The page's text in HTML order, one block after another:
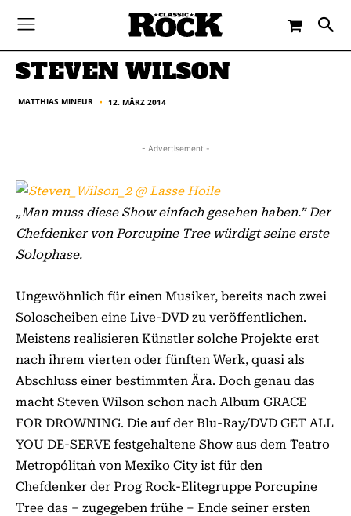
MATTHIAS MINEUR - 12. MÄRZ 2014
STEVEN WILSON
MATTHIAS MINEUR ■ 12. MÄRZ 2014
- Advertisement -
„Man muss diese Show einfach gesehen haben.” Der
Chefdenker von Porcupine Tree würdigt seine erste
Solophase.
Ungewöhnlich für einen Musiker, bereits nach zwei
Soloscheiben eine Live-DVD zu veröffentlichen.
Meistens realisieren Künstler solche Projekte erst
nach ihrem vierten oder fünften Werk, quasi als
Abschluss einer bestimmten Ära. Doch genau das
macht Steven Wilson schon nach Album GRACE
FOR DROWNING. Die auf der Blu-Ray/DVD GET ALL
YOU DE-SERVE festgehaltene Show aus dem ´Teatro
Metropólitan` von Mexiko City ist für den
Chefdenker der Prog Rock-Elitegruppe Porcupine
Tree das – zugegeben frühe – Ende seiner ersten